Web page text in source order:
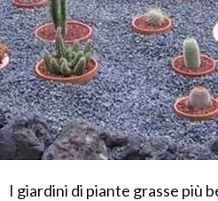
I giardini di piante grasse più